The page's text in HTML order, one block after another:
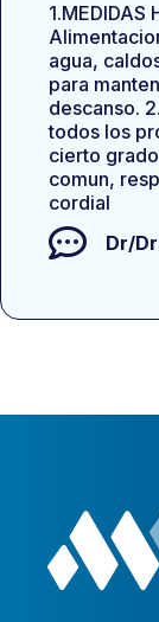
1.MEDIDAS
agua,
para
descanso.
todos los
cierto
comun,
cordial
Dr/